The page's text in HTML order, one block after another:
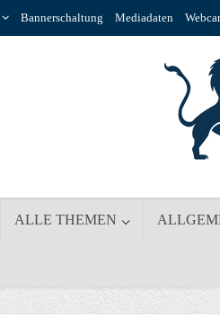
Bannerschaltung Mediadaten
ALLE THEMEN